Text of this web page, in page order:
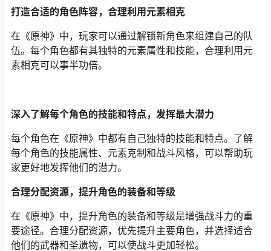
打造合适的角色阵容，合理利用元素相克
在《原神》中，玩家可以通过解锁新角色来组建自己的队
伍。每个角色都有其独特的元素属性和技能，合理利用元
素相克可以事半功倍。
深入了解每个角色的技能和特点，发挥最大潜力
每个角色在《原神》中都有自己独特的技能和特点。了解
每个角色的技能属性、元素克制和战斗风格，可以帮助玩
家更好地发挥他们的潜力。
合理分配资源，提升角色的装备和等级
在《原神》中，提升角色的装备和等级是增强战斗力的重
要途径。合理分配资源，优先提升主要角色，并选择适合
他们的武器和圣遗物，可以使战斗更加轻松。